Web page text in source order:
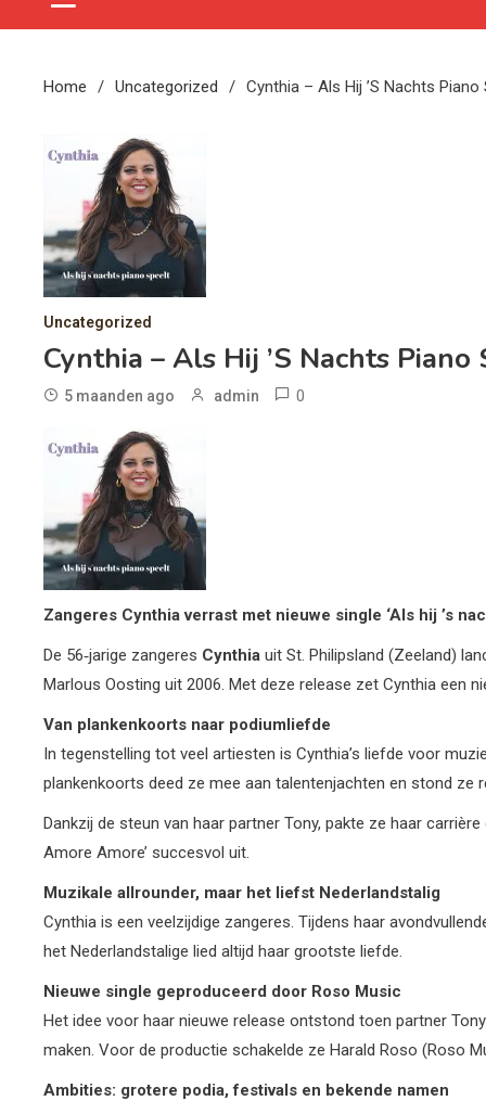
Home Uncategorized Cynthia – Als Hij ’s Nachts Piano
Uncategorized
Cynthia – Als Hij ’s Nachts Piano
5 maanden ago admin 0
Zangeres Cynthia verrast met nieuwe single ‘Als hij ’s
De 56‑jarige zangeres Cynthia uit St. Philipsland (Zeeland)
Marlous Oosting uit 2006. Met deze release zet Cynthia een
Van plankenkoorts naar podiumliefde
In tegenstelling tot veel artiesten is Cynthia’s liefde voor
plankenkoorts deed ze mee aan talentenjachten en stond
Dankzij de steun van haar partner Tony, pakte ze haar
Amore Amore’ succesvol uit.
Muzikale allrounder, maar het liefst Nederlandstalig
Cynthia is een veelzijdige zangeres. Tijdens haar
het Nederlandstalige lied altijd haar grootste liefde.
Nieuwe single geproduceerd door Roso Music
Het idee voor haar nieuwe release ontstond toen partner
maken. Voor de productie schakelde ze Harald Roso (Roso
Ambities: grotere podia, festivals en bekende namen